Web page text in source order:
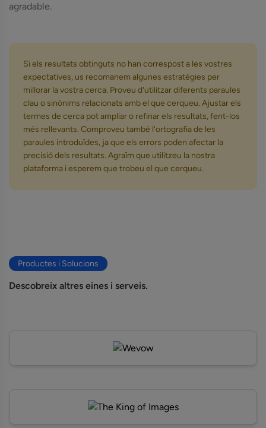
agradable.
Si els resultats obtinguts no han correspost a les vostres
expectatives, us recomanem algunes estratègies per
millorar la vostra cerca. Proveu d'utilitzar diferents paraules
clau o sinònims relacionats amb el que cerqueu. Ajustar els
termes de cerca pot ampliar o refinar els resultats, fent-los
més rellevants. Comproveu també l'ortografia de les
paraules introduïdes, ja que els errors poden afectar la
precisió dels resultats. Agraïm que utilitzeu la nostra
plataforma i esperem que trobeu el que cerqueu.
Productes i Solucions
Descobreix altres eines i serveis.